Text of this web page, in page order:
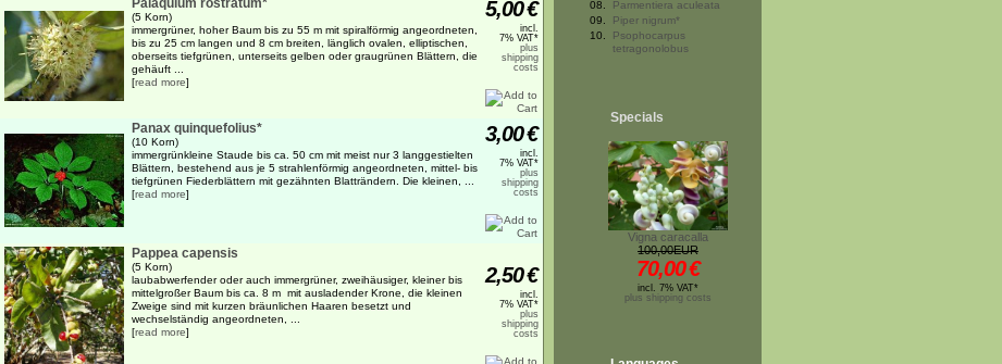
Palaquium rostratum*
(5 Korn)
immergrüner, hoher Baum bis zu 55 m mit spiralförmig angeordneten,
bis zu 25 cm langen und 8 cm breiten, länglich ovalen, elliptischen,
oberseits tiefgrünen, unterseits gelben oder graugrünen Blättern, die
gehäuft ...
[read more]
5,00€
incl.
7% VAT*
plus
shipping
costs
Panax quinquefolius*
(10 Korn)
immergrünkleine Staude bis ca. 50 cm mit meist nur 3 langgestielten
Blättern, bestehend aus je 5 strahlenförmig angeordneten, mittel- bis
tiefgrünen Fiederblättern mit gezähnten Blatträndern. Die kleinen, ...
[read more]
3,00€
incl.
7% VAT*
plus
shipping
costs
Pappea capensis
(5 Korn)
laubabwerfender oder auch immergrüner, zweihäusiger, kleiner bis
mittelgroßer Baum bis ca. 8 m mit ausladender Krone, die kleinen
Zweige sind mit kurzen bräunlichen Haaren besetzt und
wechselständig angeordneten, ...
[read more]
2,50€
incl.
7% VAT*
plus
shipping
costs
08.
Parmentiera aculeata
09.
Piper nigrum*
10.
Psophocarpus
tetragonolobus
Specials
Vigna caracalla
100,00EUR
70,00€
incl. 7% VAT*
plus shipping costs